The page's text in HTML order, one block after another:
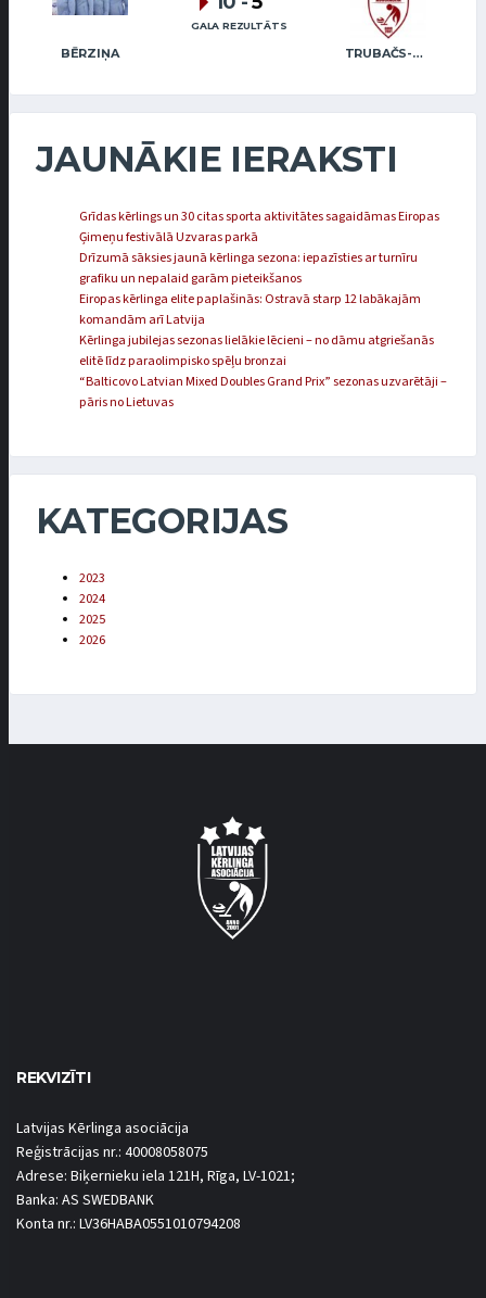
BĒRZIŅA TRUBAČS-BOGINSKA
GALA REZULTĀTS
JAUNĀKIE IERAKSTI
Grīdas kērlings un 30 citas sporta aktivitātes sagaidāmas Eiropas
Ģimeņu festivālā Uzvaras parkā
Drīzumā sāksies jaunā kērlinga sezona: iepazīsties ar turnīru
grafiku un nepalaid garām pieteikšanos
Eiropas kērlinga elite paplašinās: Ostravā starp 12 labākajām
komandām arī Latvija
Kērlinga jubilejas sezonas lielākie lēcieni – no dāmu atgriešanās
elitē līdz paraolimpisko spēļu bronzai
“Balticovo Latvian Mixed Doubles Grand Prix” sezonas uzvarētāji –
pāris no Lietuvas
KATEGORIJAS
2023
2024
2025
2026
REKVIZĪTI
Latvijas Kērlinga asociācija
Reģistrācijas nr.: 40008058075
Adrese: Biķernieku iela 121H, Rīga, LV-1021;
Banka: AS SWEDBANK
Konta nr.: LV36HABA0551010794208